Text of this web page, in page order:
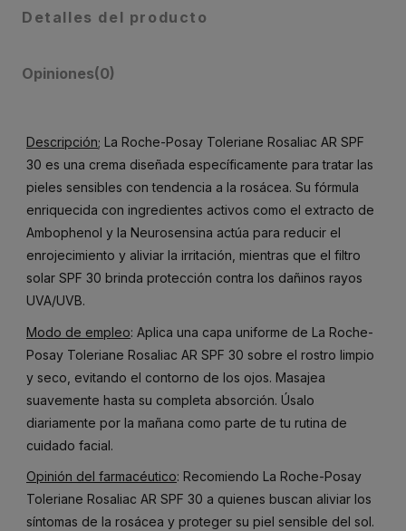
Detalles del producto
Opiniones(0)
Descripción; La Roche-Posay Toleriane Rosaliac AR SPF
30 es una crema diseñada específicamente para tratar las
pieles sensibles con tendencia a la rosácea. Su fórmula
enriquecida con ingredientes activos como el extracto de
Ambophenol y la Neurosensina actúa para reducir el
enrojecimiento y aliviar la irritación, mientras que el filtro
solar SPF 30 brinda protección contra los dañinos rayos
UVA/UVB.
Modo de empleo: Aplica una capa uniforme de La Roche-
Posay Toleriane Rosaliac AR SPF 30 sobre el rostro limpio
y seco, evitando el contorno de los ojos. Masajea
suavemente hasta su completa absorción. Úsalo
diariamente por la mañana como parte de tu rutina de
cuidado facial.
Opinión del farmacéutico: Recomiendo La Roche-Posay
Toleriane Rosaliac AR SPF 30 a quienes buscan aliviar los
síntomas de la rosácea y proteger su piel sensible del sol.